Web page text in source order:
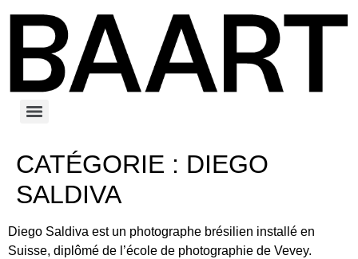
CATÉGORIE : DIEGO
SALDIVA
Diego Saldiva est un photographe brésilien installé en
Suisse, diplômé de l’école de photographie de Vevey.